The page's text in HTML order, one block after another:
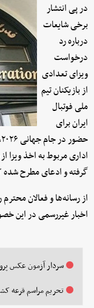
در پی انتشار
برخی شایعات
درباره رد
درخواست
ویزای تعدادی
از بازیکنان تیم
ملی فوتبال
ایران برای
اداری مربوط به اخذ ویزا
گرفته و ادعای مطرح
از رسانه‌ها و فعالان
اخبار غیررسمی در این
سردار آزمون عکس
تحریم مراسم قرعه